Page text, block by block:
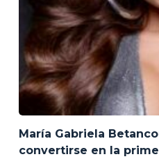
María Gabriela
convertirse en la